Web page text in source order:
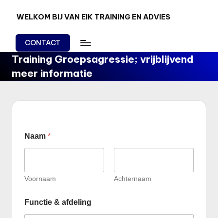
inhoud
WELKOM BIJ VAN EIK TRAINING EN ADVIES
kunnen
doen!
CONTACT
Training Groepsagressie; vrijblijvend
meer informatie
Naam *
Voornaam Achternaam
Functie & afdeling